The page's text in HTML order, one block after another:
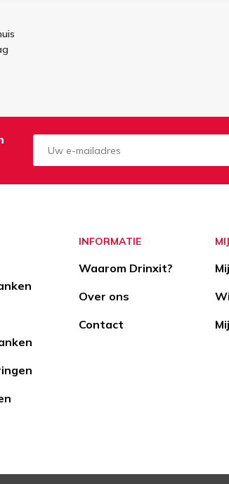
INFORMATIE
Waarom Drinxit?
Over ons
Contact